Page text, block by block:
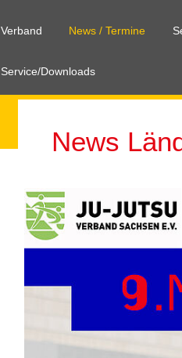
Verband News / Termine
Service/Downloads
News